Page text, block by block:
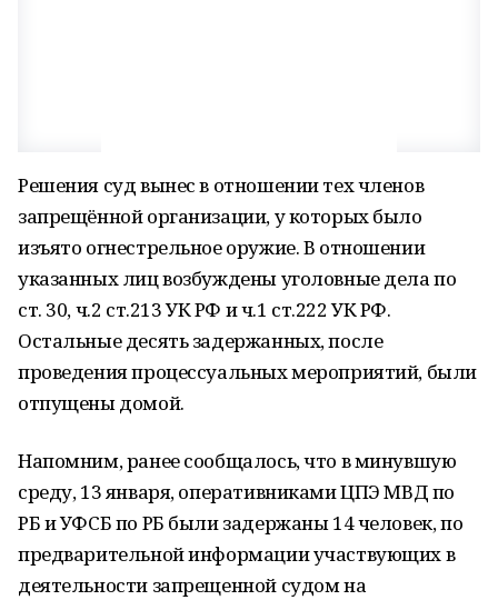
Решения суд вынес в отношении тех членов
запрещённой организации, у которых было
изъято огнестрельное оружие. В отношении
указанных лиц возбуждены уголовные дела по
ст. 30, ч.2 ст.213 УК РФ и ч.1 ст.222 УК РФ.
Остальные десять задержанных, после
проведения процессуальных мероприятий, были
отпущены домой.
Напомним, ранее сообщалось, что в минувшую
среду, 13 января, оперативниками ЦПЭ МВД по
РБ и УФСБ по РБ были задержаны 14 человек, по
предварительной информации участвующих в
деятельности запрещенной судом на